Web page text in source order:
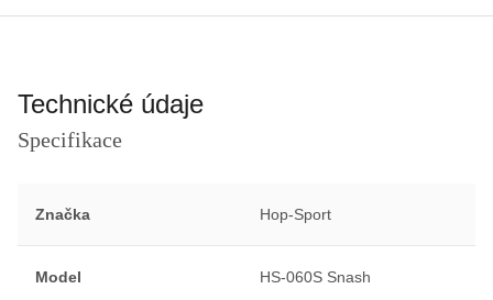
Technické údaje
Specifikace
Značka Hop-Sport
Model HS-060S Snash